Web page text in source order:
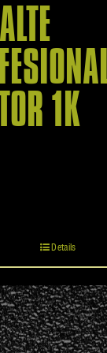
1K
Details